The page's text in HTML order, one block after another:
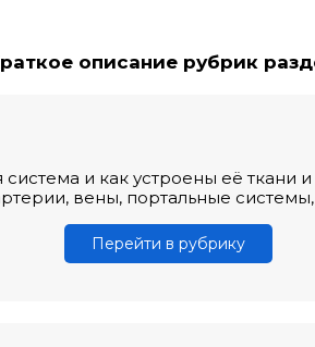
описание рубрик
и как устроены её
вены, портальные
Перейти в рубрику